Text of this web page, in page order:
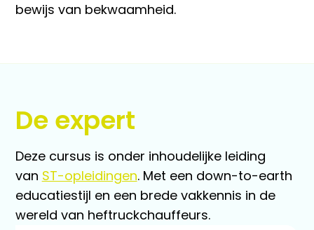
bewijs van bekwaamheid.
De expert
Deze cursus is onder inhoudelijke leiding
van ST-opleidingen. Met een down-to-earth
educatiestijl en een brede vakkennis in de
wereld van heftruckchauffeurs.